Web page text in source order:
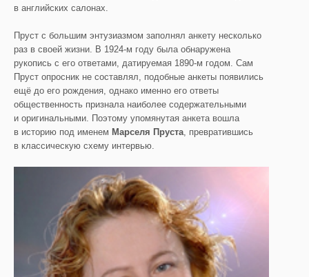
в английских салонах.
Пруст с большим энтузиазмом заполнял анкету несколько
раз в своей жизни. В 1924-м году была обнаружена
рукопись с его ответами, датируемая 1890-м годом. Сам
Пруст опросник не составлял, подобные анкеты появились
ещё до его рождения, однако именно его ответы
общественность признала наиболее содержательными
и оригинальными. Поэтому упомянутая анкета вошла
в историю под именем Марселя Пруста, превратившись
в классическую схему интервью.